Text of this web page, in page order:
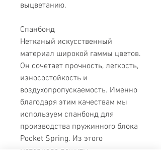
выцветанию.
Спанбонд
Нетканый искусственный
материал широкой гаммы цветов.
Он сочетает прочность, легкость,
износостойкость и
воздухопропускаемость. Именно
благодаря этим качествам мы
используем спанбонд для
производства пружинного блока
Pocket Spring. Из этого
материала пошиты